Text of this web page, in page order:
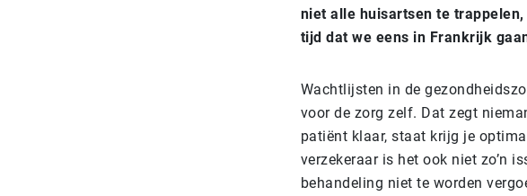
niet alle huisartsen te
tijd dat we eens in Frankrijk
Wachtlijsten in de
voor de zorg zelf. Dat zegt
patiënt klaar, staat krijg je
verzekeraar is het ook niet zo’n
behandeling niet te worden